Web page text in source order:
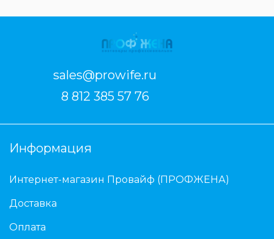
sales@prowife.ru
8 812 385 57 76
Информация
Интернет-магазин Провайф (ПРОФЖЕНА)
Доставка
Оплата